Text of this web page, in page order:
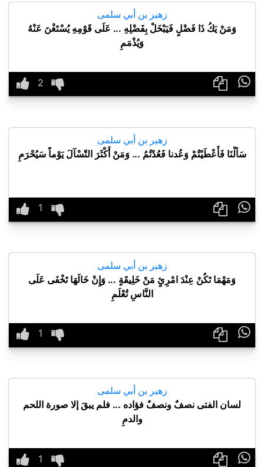
زهير بن أبي سلمى
وَمَنْ يَكُ ذَا فَضْلٍ فَيَبْخَلْ بِفَضْلِهِ ... عَلَى قَوْمِهِ يُسْتَغْنَ عَنْهُ
وَيُذْمَمِ

زهير بن أبي سلمى
سَألْنَا فَأَعْطَيْتُمْ وَعُدنا فَعُدْتُمُ ... وَمَنْ أَكْثَرَ التّسْآلَ يَوْماً سَيُحْرَمِ

زهير بن أبي سلمى
وَمَهْمَا تَكُنْ عِنْدَ امْرِئٍ مَنْ خَلِيقَةٍ ... وَإِنْ خَالَهَا تَخْفَى عَلَى
النَّاسِ تُعْلَمِ

زهير بن أبي سلمى
لسان الفتى نصفٌ ونصفٌ فؤاده ... فلم يبقَ إلا صورة اللحم
والدمِ
